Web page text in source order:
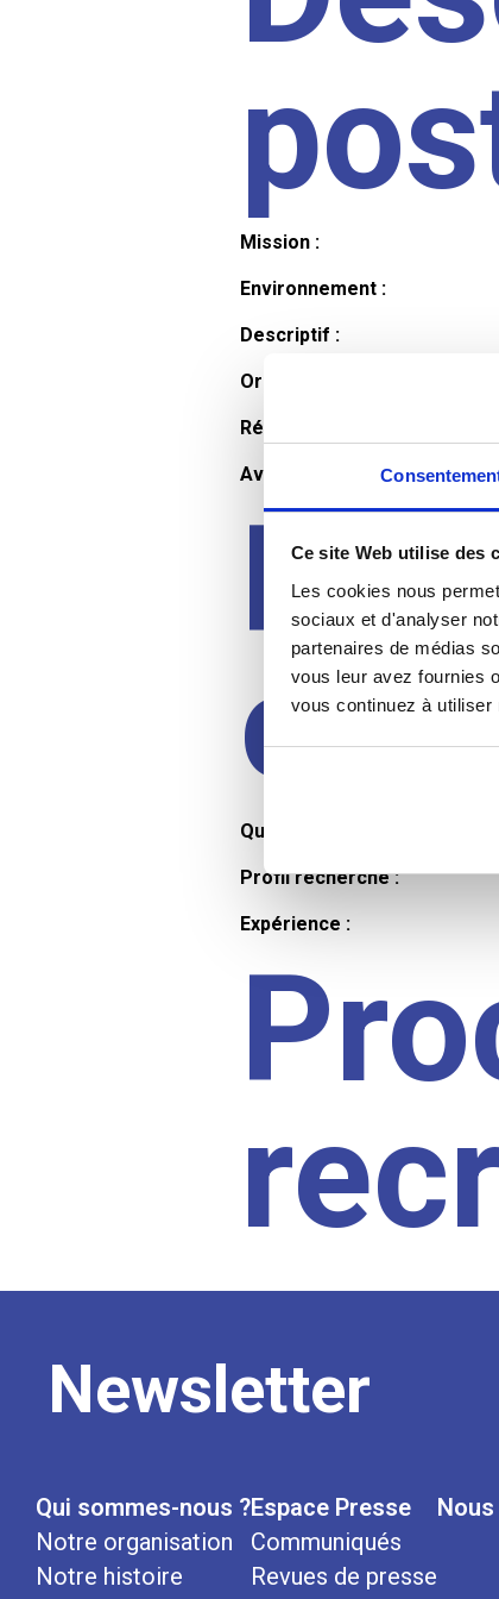
Ce site Web utilise des
Les cookies nous
sociaux et d'analyser
partenaires de médias
vous leur avez fournies
vous continuez à utiliser
Mission :
Environnement :
Descriptif :
Organisation et horaires :
Rémunération :
Avantages :
Qualifications et diplômes :
Profil recherché :
Expérience :
Newsletter
Qui sommes-nous ?
Notre organisation
Notre histoire
Espace Presse
Communiqués
Revues de presse